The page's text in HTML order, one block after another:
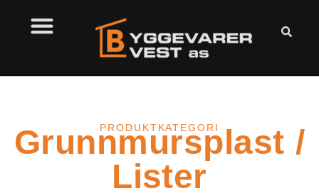
PRODUKTKATEGORI
Grunnmursplast /
Lister